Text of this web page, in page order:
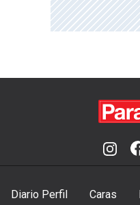
Diario Perfil Caras